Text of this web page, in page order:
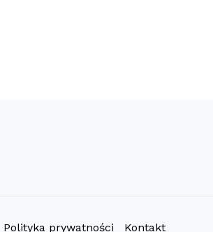
Polityka prywatności Kontakt